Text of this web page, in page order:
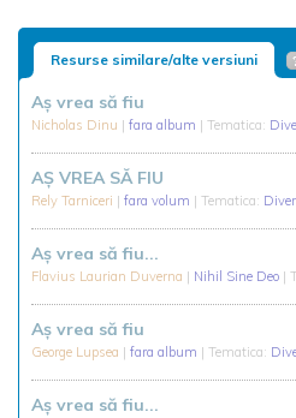
Resurse similare/alte versiuni
Aş vrea să fiu
Nicholas Dinu | fara album | Tematica:
AŞ VREA SĂ FIU
Rely Tarniceri | fara volum | Tematica:
Aş vrea să fiu...
Flavius Laurian Duverna | Nihil Sine Deo |
Aş vrea să fiu
George Lupsea | fara album | Tematica:
Aş vrea să fiu...